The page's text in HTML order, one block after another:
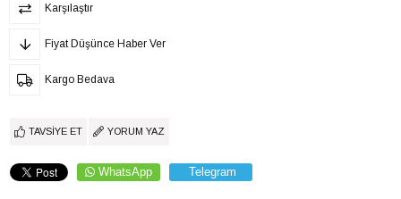
Karşılaştır
Fiyat Düşünce Haber Ver
Kargo Bedava
TAVSIYE ET YORUM YAZ
WhatsApp Telegram